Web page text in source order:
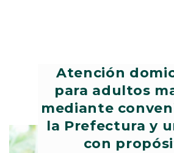
Atención
para adultos
mediante
la Prefectura y
con